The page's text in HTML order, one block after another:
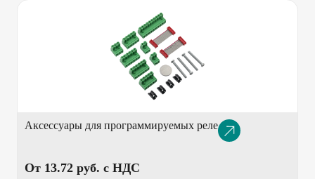
Аксессуары для программируемых релеОписание
товара
От 13.72 pуб. с НДС